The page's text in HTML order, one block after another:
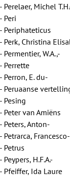
Perelaer, Michel
Peri
Periphateticus
Perk, Christina
Permentier, W.A.,-
Perrette
Perron, E. du-
Peruaanse
Pesing
Peter van Amiëns
Peters, Anton-
Petrarca, Francesco-
Petrus
Peypers, H.F.A.-
Pfeiffer, Ida Laure